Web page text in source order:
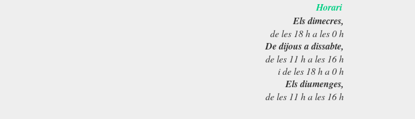
Horari
Els dimecres,
de les 18 h a les 0 h
De dijous a dissabte,
de les 11 h a les 16 h
i de les 18 h a 0 h
Els diumenges,
de les 11 h a les 16 h